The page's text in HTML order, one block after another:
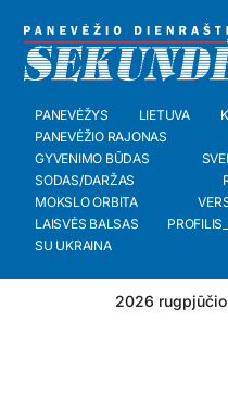
PANEVĖŽYS LIETUVA
PANEVĖŽIO RAJONAS
GYVENIMO BŪDAS
SODAS/DARŽAS
MOKSLO ORBITA
LAISVĖS BALSAS
SU UKRAINA
2026